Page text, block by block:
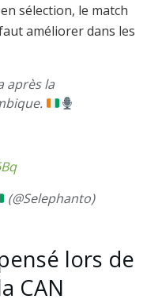
sélection, le match
améliorer dans les
après la
(@Selephanto)
lors de
CAN